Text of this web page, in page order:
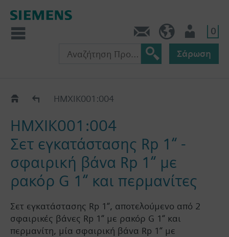
0
Σάρωση
Κοχλιωτοί τύπου μετρητές
HMXIK001:004
HMXIK001:004
Σετ εγκατάστασης Rp 1“ -
σφαιρική βάνα Rp 1“ με
ρακόρ G 1“ και περμανίτες
Σετ εγκατάστασης Rp 1“, αποτελούμενο από 2
σφαιρικές βάνες Rp 1“ με ρακόρ G 1“ και
περμανίτη, μία σφαιρική βάνα Rp 1“ με